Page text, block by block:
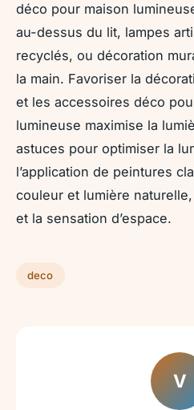
déco pour maison
au-dessus du lit, lampes
recyclés, ou décoration
la main. Favoriser la
et les accessoires déco
lumineuse maximise la
astuces pour optimiser la
l’application de peintures
couleur et lumière
et la sensation d’espace.
deco
V